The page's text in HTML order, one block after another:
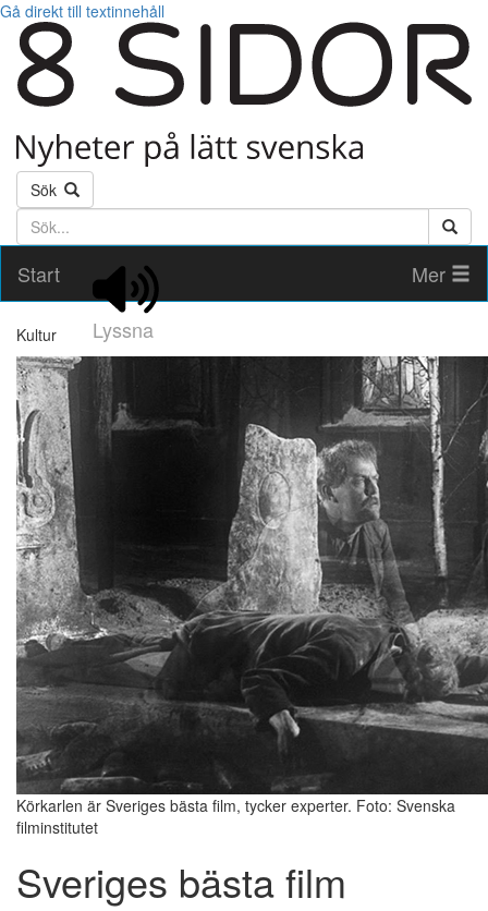
Gå direkt till textinnehåll
Sök
Söktext
Start
Lyssna
Mer
Kultur
Körkarlen är Sveriges bästa film, tycker experter. Foto: Svenska
filminstitutet
Sveriges bästa film